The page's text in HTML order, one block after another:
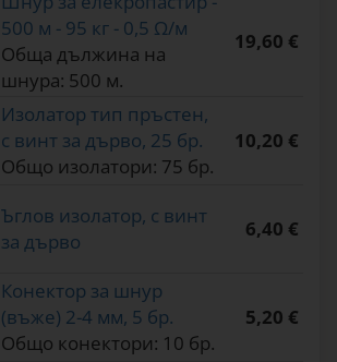
500 м - 95 кг - 0,5 Ω/м
Обща дължина на
шнура: 500 м.
19,60 €
Изолатор тип пръстен,
с винт за дърво, 25 бр.
Общо изолатори: 75 бр.
10,20 €
Ъглов изолатор, с винт
за дърво
6,40 €
Конектор за шнур
(въже) 2-4 мм, 5 бр.
Общо конектори: 10 бр.
5,20 €